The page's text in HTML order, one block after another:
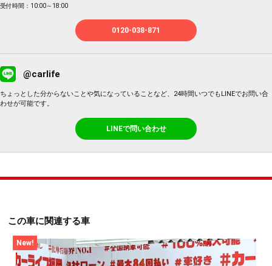
受付時間：10:00～18:00
0120-038-871
@carlife
ちょっとした分からないことや気になっていることなど、24時間いつでもLINEでお問い合
わせが可能です。
LINEで問い合わせ
この車に関連する車
New!